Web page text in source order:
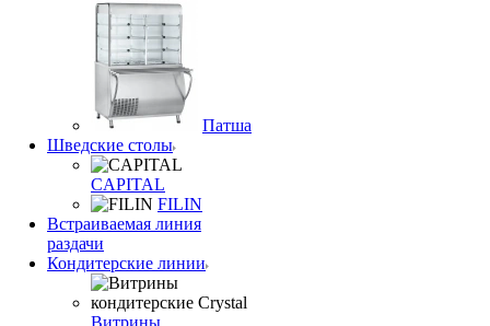
Патша
Шведские столы
CAPITAL
FILIN
Встраиваемая линия
раздачи
Кондитерские линии
Витрины